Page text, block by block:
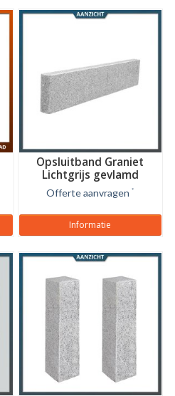
Opsluitband Graniet
Lichtgrijs gevlamd
Offerte aanvragen *
Informatie